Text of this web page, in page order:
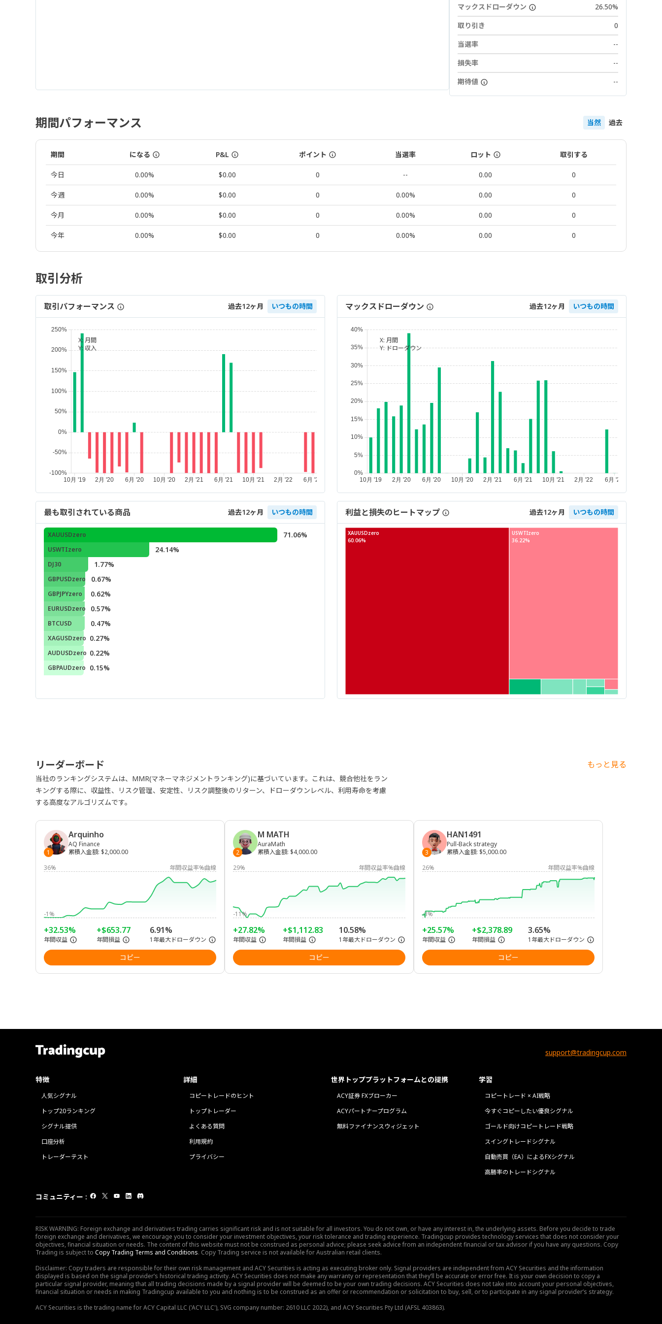
マックスドローダウン
26.50%
取り引き
0
当選率
--
損失率
--
期待値
--
期間パフォーマンス 当然 過去
期間 になる P&L ポイント 当選率 ロット 取引する
今日 0.00% $0.00 0 -- 0.00 0
今週 0.00% $0.00 0 0.00% 0.00 0
今月 0.00% $0.00 0 0.00% 0.00 0
今年 0.00% $0.00 0 0.00% 0.00 0
取引分析
取引パフォーマンス 過去12ヶ月 いつもの時間
X: 月間
Y: 収入
マックスドローダウン 過去12ヶ月 いつもの時間
X: 月間
Y:ドローダウン
最も取引されている商品 過去12ヶ月 いつもの時間
XAUUSDzero 71.06%
USWTIzero 24.14%
DJ30 1.77%
GBPUSDzero 0.67%
GBPJPYzero 0.62%
EURUSDzero 0.57%
BTCUSD 0.47%
XAGUSDzero 0.27%
AUDUSDzero 0.22%
GBPAUDzero 0.15%
利益と損失のヒートマップ 過去12ヶ月 いつもの時間
XAUUSDzero
USWTIzero
60.06%
36.22%
リーダーボード もっと見る
当社のランキングシステムは、MMR(マネーマネジメントランキング)に基づいています。これは、競合他社をラン
キングする際に、収益性、リスク管理、安定性、リスク調整後のリターン、ドローダウンレベル、利用寿命を考慮
する高度なアルゴリズムです。
1
Arquinho
AQ Finance
累積入金額: $2,000.00
36%
年間収益率%曲線
-1%
+32.53%
年間収益
+$653.77
年間損益
6.91%
1年最大ドローダウン
コピー
2
M MATH
AuraMath
累積入金額: $4,000.00
29%
年間収益率%曲線
-11%
+27.82%
年間収益
+$1,112.83
年間損益
10.58%
1年最大ドローダウン
コピー
3
HAN1491
Pull-Back strategy
累積入金額: $5,000.00
26%
年間収益率%曲線
-3%
+25.57%
年間収益
+$2,378.89
年間損益
3.65%
1年最大ドローダウン
コピー
support@tradingcup.com
特徴
人気シグナル
トップ20ランキング
シグナル提供
口座分析
トレーダーテスト
詳細
コピートレードのヒント
トップトレーダー
よくある質問
利用規約
プライバシー
世界トッププラットフォームとの提携
ACY証券 FXブローカー
ACYパートナープログラム
無料ファイナンスウィジェット
学習
コピートレード × AI戦略
今すぐコピーしたい優良シグナル
ゴールド向けコピートレード戦略
スイングトレードシグナル
自動売買（EA）によるFXシグナル
高勝率のトレードシグナル
コミュニティー :
RISK WARNING: Foreign exchange and derivatives trading carries significant risk and is not suitable for all investors. You do not own, or have any interest in, the underlying assets. Before you decide to trade
foreign exchange and derivatives, we encourage you to consider your investment objectives, your risk tolerance and trading experience. Tradingcup provides technology services that does not consider your
objectives, financial situation or needs. The content of this website must not be construed as personal advice; please seek advice from an independent financial or tax advisor if you have any questions. Copy
Trading is subject to Copy Trading Terms and Conditions. Copy Trading service is not available for Australian retail clients.
Disclaimer: Copy traders are responsible for their own risk management and ACY Securities is acting as executing broker only. Signal providers are independent from ACY Securities and the information
displayed is based on the signal provider’s historical trading activity. ACY Securities does not make any warranty or representation that they’ll be accurate or error free. It is your own decision to copy a
particular signal provider, meaning that all trading decisions made by a signal provider will be deemed to be your own trading decisions. ACY Securities does not take into account your personal objectives,
financial situation or needs in making Tradingcup available to you and nothing is to be construed as an offer or recommendation or solicitation to buy, sell, or to participate in any signal provider’s strategy.
ACY Securities is the trading name for ACY Capital LLC ('ACY LLC'), SVG company number: 2610 LLC 2022), and ACY Securities Pty Ltd (AFSL 403863).